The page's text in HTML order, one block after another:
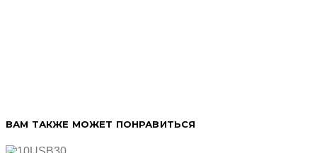
ВАМ ТАКЖЕ МОЖЕТ ПОНРАВИТЬСЯ